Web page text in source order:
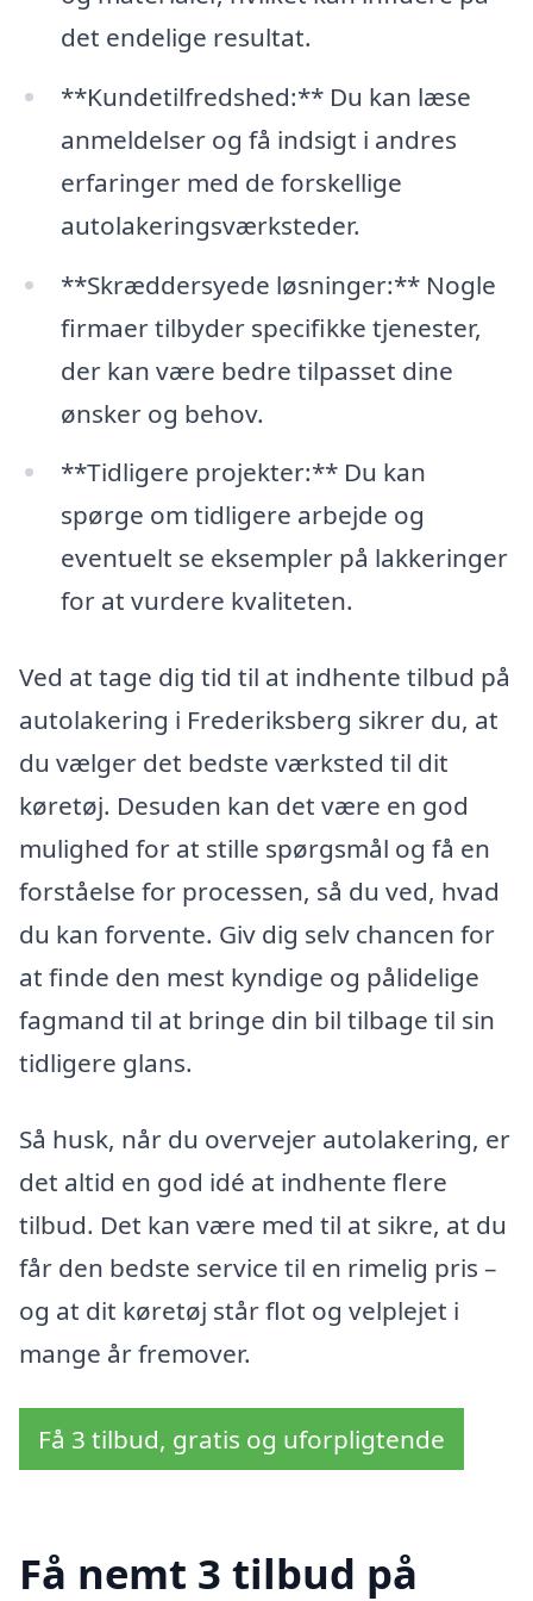
det endelige resultat.
**Kundetilfredshed:** Du kan læse
anmeldelser og få indsigt i andres
erfaringer med de forskellige
autolakeringsværksteder.
**Skræddersyede løsninger:** Nogle
firmaer tilbyder specifikke tjenester,
der kan være bedre tilpasset dine
ønsker og behov.
**Tidligere projekter:** Du kan
spørge om tidligere arbejde og
eventuelt se eksempler på lakkeringer
for at vurdere kvaliteten.
Ved at tage dig tid til at indhente tilbud på
autolakering i Frederiksberg sikrer du, at
du vælger det bedste værksted til dit
køretøj. Desuden kan det være en god
mulighed for at stille spørgsmål og få en
forståelse for processen, så du ved, hvad
du kan forvente. Giv dig selv chancen for
at finde den mest kyndige og pålidelige
fagmand til at bringe din bil tilbage til sin
tidligere glans.
Så husk, når du overvejer autolakering, er
det altid en god idé at indhente flere
tilbud. Det kan være med til at sikre, at du
får den bedste service til en rimelig pris –
og at dit køretøj står flot og velplejet i
mange år fremover.
Få 3 tilbud, gratis og uforpligtende
Få nemt 3 tilbud på